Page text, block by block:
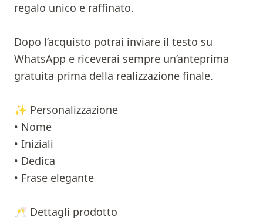
regalo unico e raffinato.
Dopo l’acquisto potrai inviare il testo su
WhatsApp e riceverai sempre un’anteprima
gratuita prima della realizzazione finale.
✨ Personalizzazione
• Nome
• Iniziali
• Dedica
• Frase elegante
🥂 Dettagli prodotto